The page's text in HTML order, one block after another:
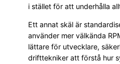
i stället för att underhålla
Ett annat skäl är
använder mer välkända
lättare för utvecklare,
drifttekniker att förstå hur